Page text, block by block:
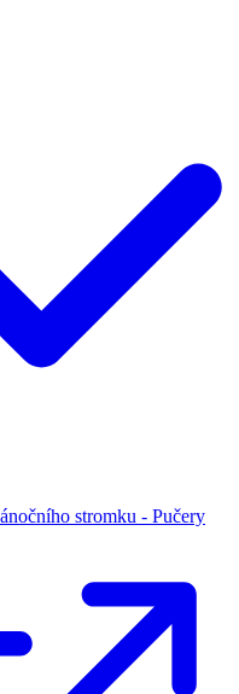
stromku - Pučery